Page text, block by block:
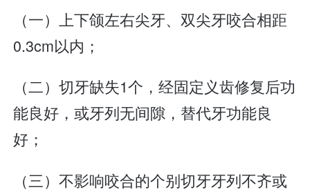
（一）上下颌左右尖牙、双尖牙咬合相距
0.3cm以内；
（二）切牙缺失1个，经固定义齿修复后功
能良好，或牙列无间隙，替代牙功能良
好；
（三）不影响咬合的个别切牙牙列不齐或